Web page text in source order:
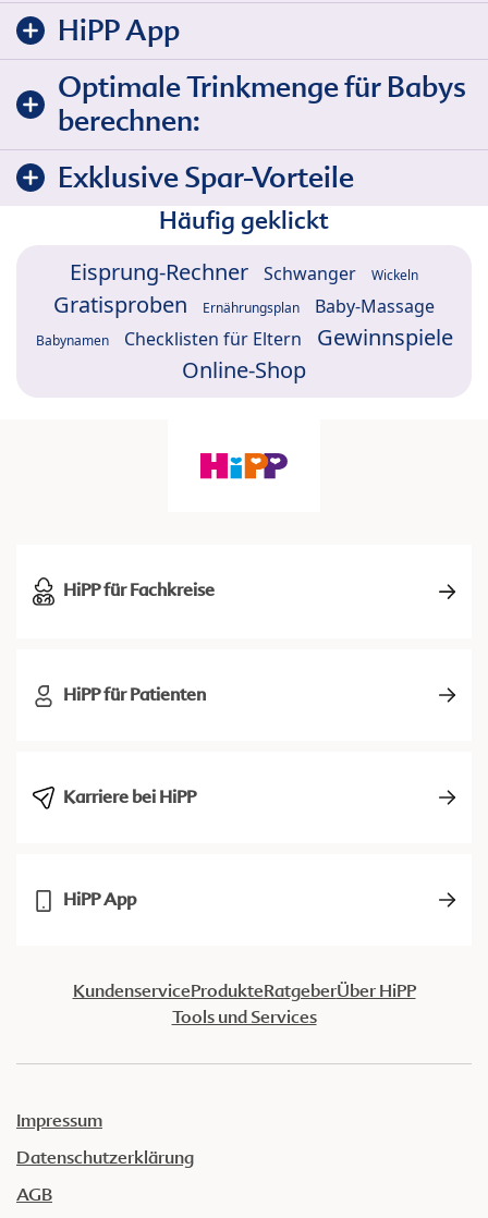
HiPP App
Optimale Trinkmenge für Babys
berechnen:
Exklusive Spar-Vorteile
Häufig geklickt
Eisprung-Rechner Schwanger Wickeln
Gratisproben Ernährungsplan Baby-Massage
Babynamen Checklisten für Eltern
Gewinnspiele
Online-Shop
HiPP für Fachkreise
HiPP für Patienten
Karriere bei HiPP
HiPP App
KundenserviceProdukteRatgeberÜber HiPP
Tools und Services
Impressum
Datenschutzerklärung
AGB